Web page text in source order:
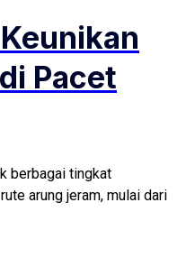
Pacet
berbagai tingkat
arung jeram, mulai dari